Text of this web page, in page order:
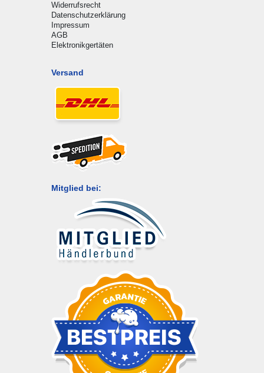
Widerrufsrecht
Datenschutzerklärung
Impressum
AGB
Elektronikgertäten
Versand
Mitglied bei: